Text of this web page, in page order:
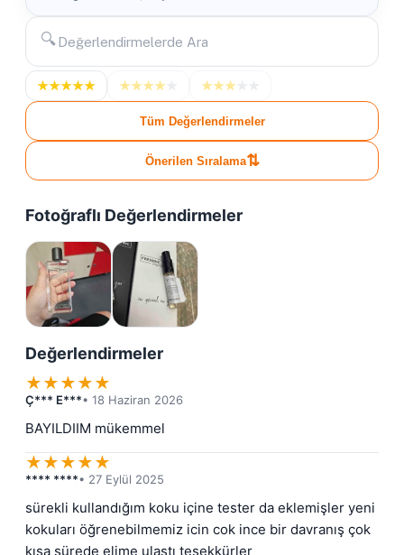
🔍
★★★★★ ★★★★ ★★★
Tüm Değerlendirmeler
Önerilen Sıralama⇅
Fotoğraflı Değerlendirmeler
Değerlendirmeler
★★★★★
Ç*** E***• 18 Haziran 2026
BAYILDIIM mükemmel
★★★★★
**** ****• 27 Eylül 2025
sürekli kullandığım koku içine tester da eklemişler yeni
kokuları öğrenebilmemiz icin cok ince bir davranış çok
kısa sürede elime ulaştı teşekkürler